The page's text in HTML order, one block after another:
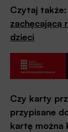
Czytaj także:
zachęcającą
dzieci
Czy karty
przypisane
kartę można